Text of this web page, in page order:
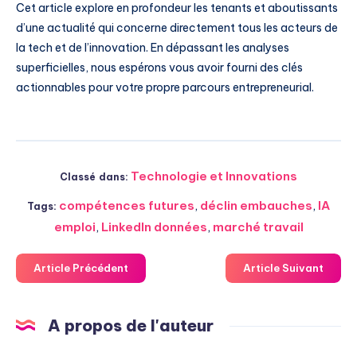
Cet article explore en profondeur les tenants et aboutissants
d’une actualité qui concerne directement tous les acteurs de
la tech et de l’innovation. En dépassant les analyses
superficielles, nous espérons vous avoir fourni des clés
actionnables pour votre propre parcours entrepreneurial.
Classé dans: Technologie et Innovations
Tags: compétences futures, déclin embauches, IA
emploi, LinkedIn données, marché travail
Article Précédent Article Suivant
A propos de l'auteur